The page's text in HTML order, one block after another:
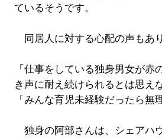
ているそうです。
同居人に対する心配の声もあ
「仕事をしている独身男女が赤
き声に耐え続けられるとは思え
「みんな育児未経験だったら無
独身の阿部さんは、シェアハ